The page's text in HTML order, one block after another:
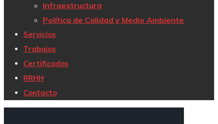
Infraestructura
Política de Calidad y Medio Ambiente
Servicios
Trabajos
Certificados
RRHH
Contacto